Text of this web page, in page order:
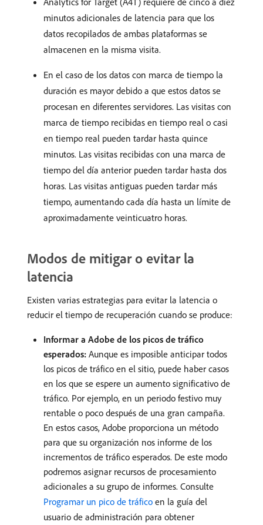
minutos adicionales de latencia para que los
datos recopilados de ambas plataformas se
almacenen en la misma visita.
En el caso de los datos con marca de tiempo la
duración es mayor debido a que estos datos se
procesan en diferentes servidores. Las visitas con
marca de tiempo recibidas en tiempo real o casi
en tiempo real pueden tardar hasta quince
minutos. Las visitas recibidas con una marca de
tiempo del día anterior pueden tardar hasta dos
horas. Las visitas antiguas pueden tardar más
tiempo, aumentando cada día hasta un límite de
aproximadamente veinticuatro horas.
Modos de mitigar o evitar la
latencia
Existen varias estrategias para evitar la latencia o
reducir el tiempo de recuperación cuando se produce:
Informar a Adobe de los picos de tráfico
esperados: Aunque es imposible anticipar todos
los picos de tráfico en el sitio, puede haber casos
en los que se espere un aumento significativo de
tráfico. Por ejemplo, en un periodo festivo muy
rentable o poco después de una gran campaña.
En estos casos, Adobe proporciona un método
para que su organización nos informe de los
incrementos de tráfico esperados. De este modo
podremos asignar recursos de procesamiento
adicionales a su grupo de informes. Consulte
Programar un pico de tráfico en la guía del
usuario de administración para obtener